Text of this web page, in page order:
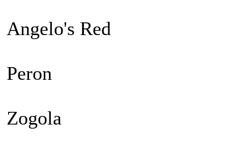
Angelo's Red
Peron
Zogola